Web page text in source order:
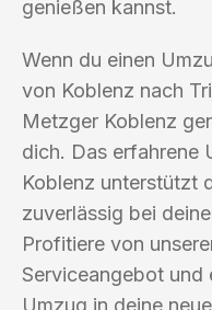
genießen kannst.
Wenn du einen
von Koblenz nach
Metzger Koblenz
dich. Das erfahrene
Koblenz unterstützt
zuverlässig bei
Profitiere von
Serviceangebot und
Umzug in deine